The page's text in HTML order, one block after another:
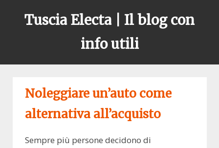
Tuscia Electa | Il blog con
info utili
Noleggiare un’auto come
alternativa all’acquisto
Sempre più persone decidono di